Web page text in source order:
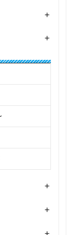
+
+
+
+
+